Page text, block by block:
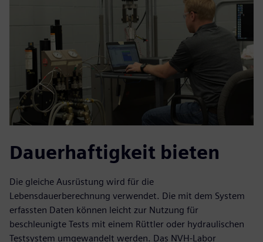
Dauerhaftigkeit bieten
Die gleiche Ausrüstung wird für die
Lebensdauerberechnung verwendet. Die mit dem System
erfassten Daten können leicht zur Nutzung für
beschleunigte Tests mit einem Rüttler oder hydraulischen
Testsystem umgewandelt werden. Das NVH-Labor